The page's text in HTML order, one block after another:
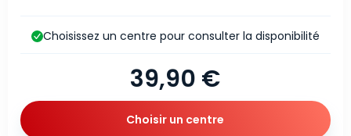
39,90 €
Choisissez un centre pour consulter la disponibilité
Choisir un centre